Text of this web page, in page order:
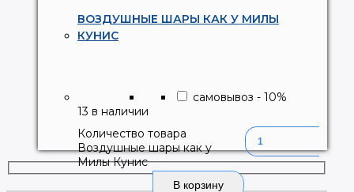
ВОЗДУШНЫЕ ШАРЫ КАК У МИЛЫ
КУНИС
самовывоз -10%
13 в наличии
Количество товара
Воздушные шары как у
Милы Кунис
В корзину